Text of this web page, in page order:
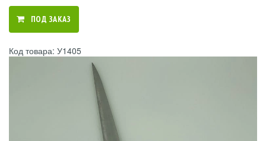
ПОД ЗАКАЗ
Код товара: У1405